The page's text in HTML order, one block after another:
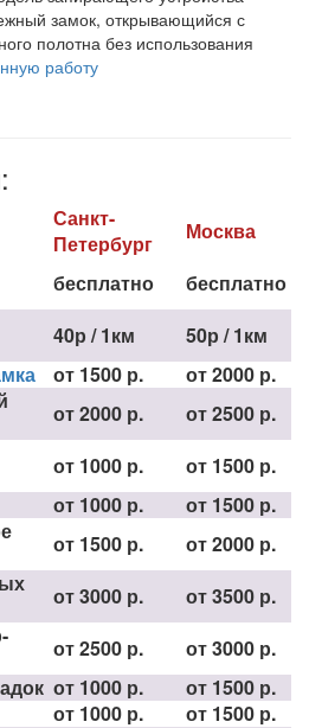
замок, открывающийся с
полотна без использования
работу
Санкт-
Петербург
Москва
бесплатно
бесплатно
40р / 1км
50р / 1км
от 1500 р.
от 2000 р.
от 2000 р.
от 2500 р.
от 1000 р.
от 1500 р.
от 1000 р.
от 1500 р.
от 1500 р.
от 2000 р.
от 3000 р.
от 3500 р.
от 2500 р.
от 3000 р.
от 1000 р.
от 1500 р.
от 1000 р.
от 1500 р.